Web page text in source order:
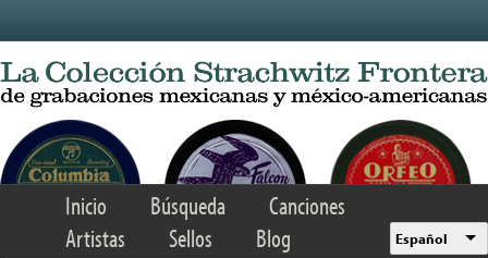
Inicio Búsqueda
Canciones
Artistas
Sellos Blog Español